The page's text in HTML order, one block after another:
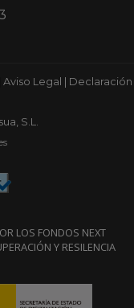
Aviso Legal
Declaración
S.L.
LOS FONDOS NEXT
Y RESILENCIA